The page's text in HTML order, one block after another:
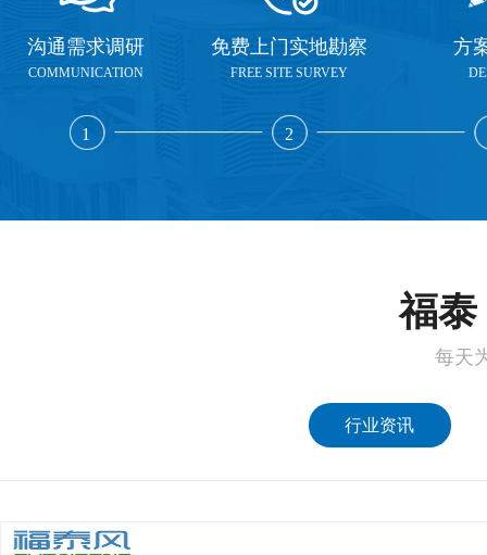
沟通需求调研
COMMUNICATION
1
免费上门实地勘察
FREE SITE SURVEY
2
方
福泰
每天
行业资讯